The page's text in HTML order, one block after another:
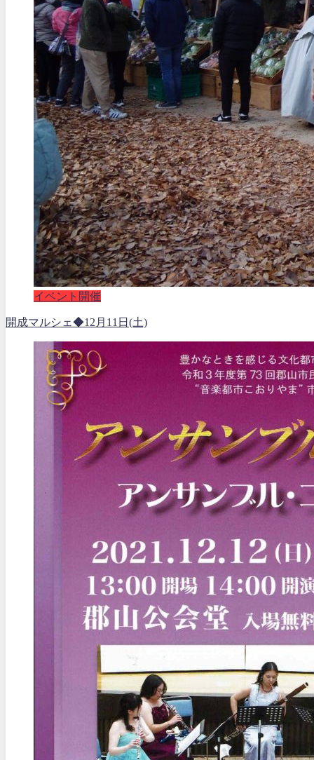
イベント開催
開成マルシェ◆12月11日(土)